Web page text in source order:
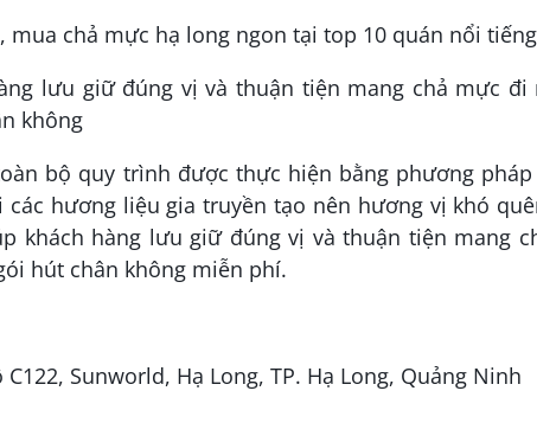
lưu giữ đúng vị và thuận tiện mang chả mực đi
không
bộ quy trình được thực hiện bằng phương pháp
hương liệu gia truyền tạo nên hương vị khó
khách hàng lưu giữ đúng vị và thuận tiện mang
hút chân không miễn phí.
Sunworld, Hạ Long, TP. Hạ Long, Quảng Ninh